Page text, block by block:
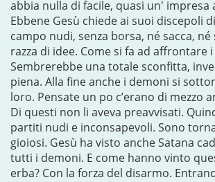
abbia nulla di facile, quasi un' impresa
Ebbene Gesù chiede ai suoi discepoli
campo nudi, senza borsa, né sacca, né
razza di idee. Come si fa ad affrontare
Sembrerebbe una totale sconfitta,
piena. Alla fine anche i demoni si
loro. Pensate un po c’erano di mezzo
Di questi non li aveva preavvisati.
partiti nudi e inconsapevoli. Sono
gioiosi. Gesù ha visto anche Satana
tutti i demoni. E come hanno vinto
erba? Con la forza del disarmo.